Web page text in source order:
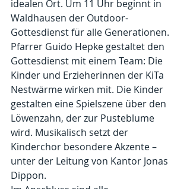
idealen Ort. Um 11 Uhr beginnt in
Waldhausen der Outdoor-
Gottesdienst für alle Generationen.
Pfarrer Guido Hepke gestaltet den
Gottesdienst mit einem Team: Die
Kinder und Erzieherinnen der KiTa
Nestwärme wirken mit. Die Kinder
gestalten eine Spielszene über den
Löwenzahn, der zur Pusteblume
wird. Musikalisch setzt der
Kinderchor besondere Akzente –
unter der Leitung von Kantor Jonas
Dippon.